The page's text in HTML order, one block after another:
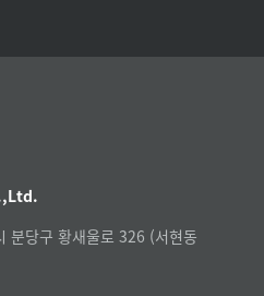
분당구 황새울로 326 (서현동